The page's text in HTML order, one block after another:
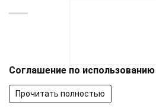
Соглашение по использованию
Прочитать полностью